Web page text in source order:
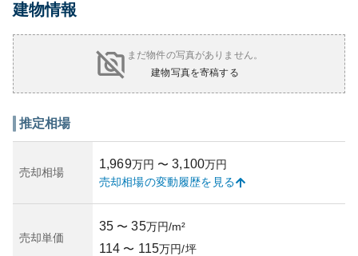
建物情報
まだ物件の写真がありません。
建物写真を寄稿する
推定相場
売却相場
1,969万円 〜 3,100万円
売却相場の変動履歴を見る
売却単価
35 〜 35万円/m²
114 〜 115万円/坪